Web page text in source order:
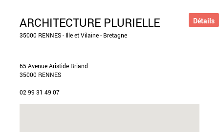
ARCHITECTURE PLURIELLE
35000 RENNES - Ille et Vilaine - Bretagne
65 Avenue Aristide Briand
35000 RENNES
02 99 31 49 07
Détails